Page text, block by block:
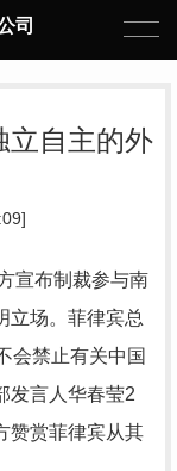
司
立自主的外
宣布制裁参与南
立场。菲律宾总
会禁止有关中国
发言人华春莹2
赞赏菲律宾从其